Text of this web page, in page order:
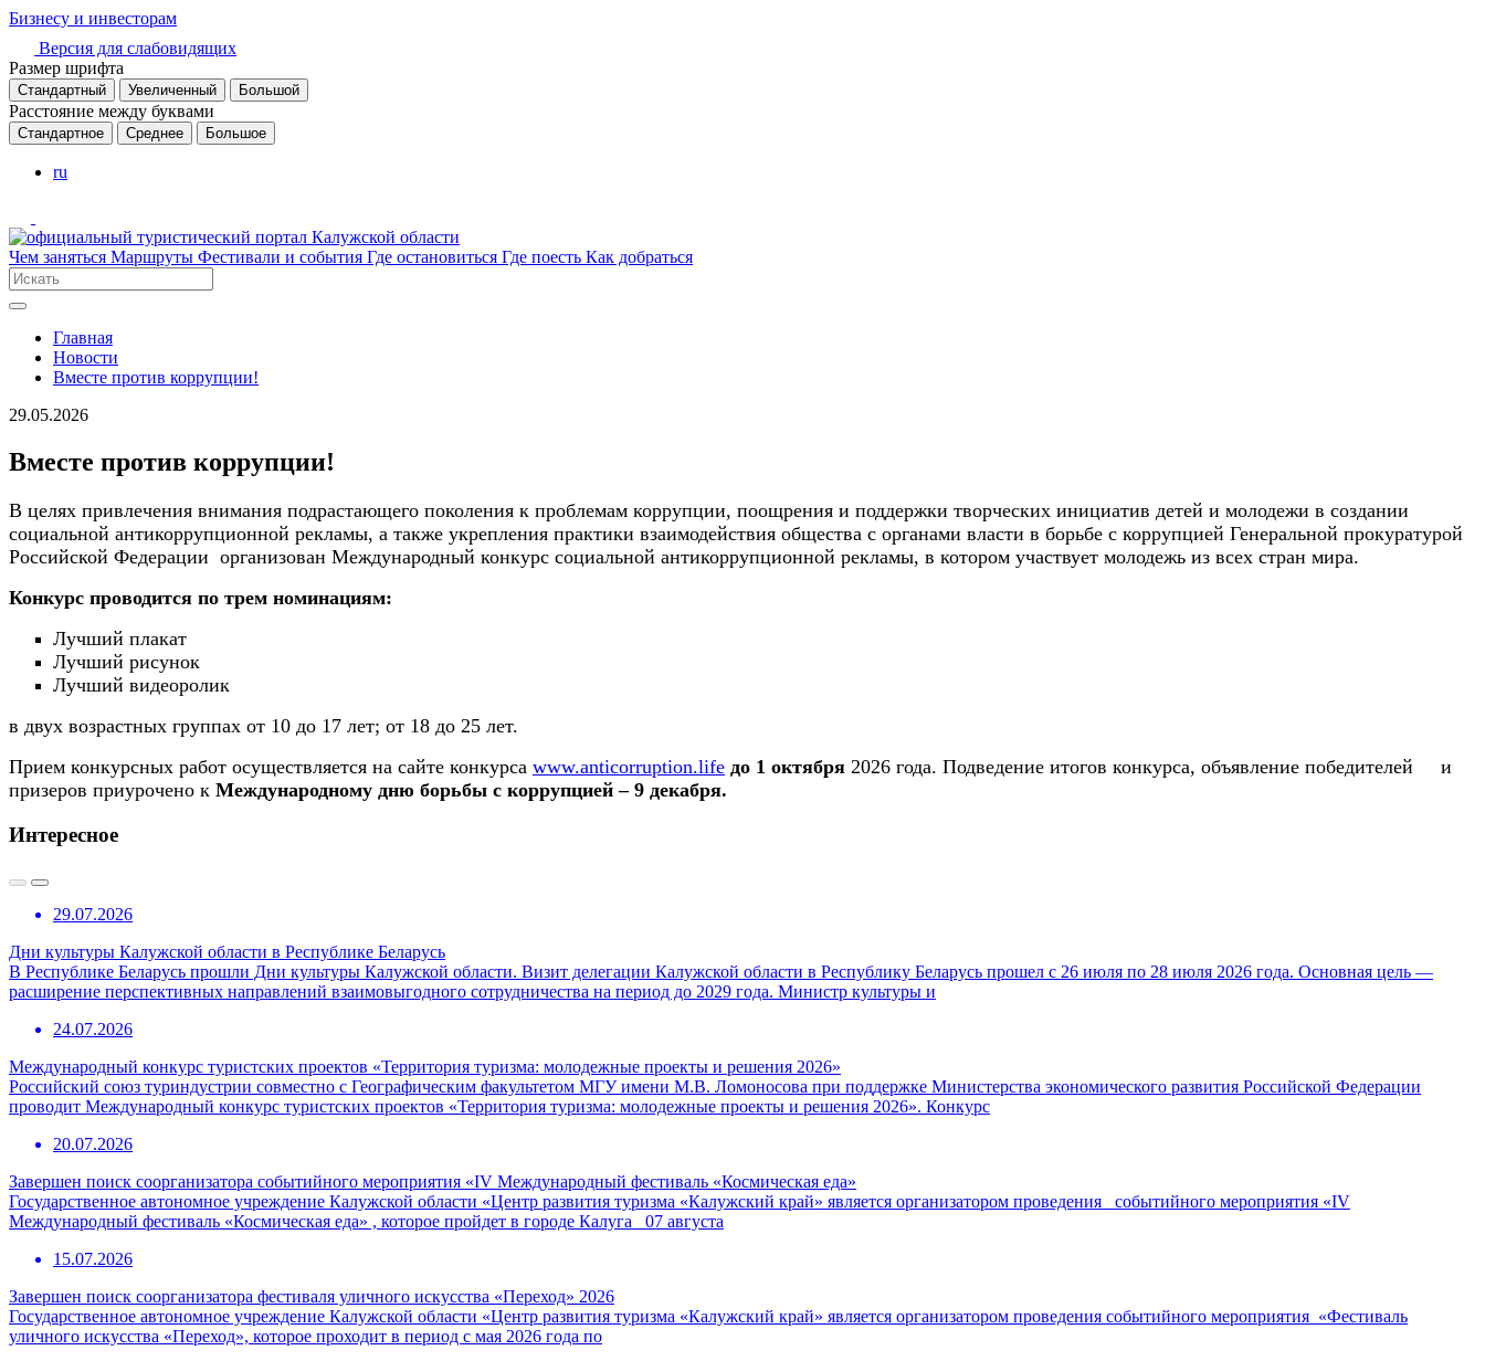
Бизнесу и инвесторам
Версия для слабовидящих
Размер шрифта
Стандартный Увеличенный Большой
Расстояние между буквами
Стандартное Среднее Большое
ru
Чем заняться Маршруты Фестивали и события Где остановиться Где поесть Как добраться
Главная
Новости
Вместе против коррупции!
29.05.2026
Вместе против коррупции!
В целях привлечения внимания подрастающего поколения к проблемам коррупции, поощрения и поддержки творческих инициатив детей и молодежи в создании
социальной антикоррупционной рекламы, а также укрепления практики взаимодействия общества с органами власти в борьбе с коррупцией Генеральной прокуратурой
Российской Федерации организован Международный конкурс социальной антикоррупционной рекламы, в котором участвует молодежь из всех стран мира.
Конкурс проводится по трем номинациям:
Лучший плакат
Лучший рисунок
Лучший видеоролик
в двух возрастных группах от 10 до 17 лет; от 18 до 25 лет.
Прием конкурсных работ осуществляется на сайте конкурса www.anticorruption.life до 1 октября 2026 года. Подведение итогов конкурса, объявление победителей и
призеров приурочено к Международному дню борьбы с коррупцией – 9 декабря.
Интересное
29.07.2026
Дни культуры Калужской области в Республике Беларусь
В Республике Беларусь прошли Дни культуры Калужской области. Визит делегации Калужской области в Республику Беларусь прошел с 26 июля по 28 июля 2026 года. Основная цель —
расширение перспективных направлений взаимовыгодного сотрудничества на период до 2029 года. Министр культуры и
24.07.2026
Международный конкурс туристских проектов «Территория туризма: молодежные проекты и решения 2026»
Российский союз туриндустрии совместно с Географическим факультетом МГУ имени М.В. Ломоносова при поддержке Министерства экономического развития Российской Федерации
проводит Международный конкурс туристских проектов «Территория туризма: молодежные проекты и решения 2026». Конкурс
20.07.2026
Завершен поиск соорганизатора событийного мероприятия «IV Международный фестиваль «Космическая еда»
Государственное автономное учреждение Калужской области «Центр развития туризма «Калужский край» является организатором проведения событийного мероприятия «IV
Международный фестиваль «Космическая еда» , которое пройдет в городе Калуга 07 августа
15.07.2026
Завершен поиск соорганизатора фестиваля уличного искусства «Переход» 2026
Государственное автономное учреждение Калужской области «Центр развития туризма «Калужский край» является организатором проведения событийного мероприятия «Фестиваль
уличного искусства «Переход», которое проходит в период с мая 2026 года по